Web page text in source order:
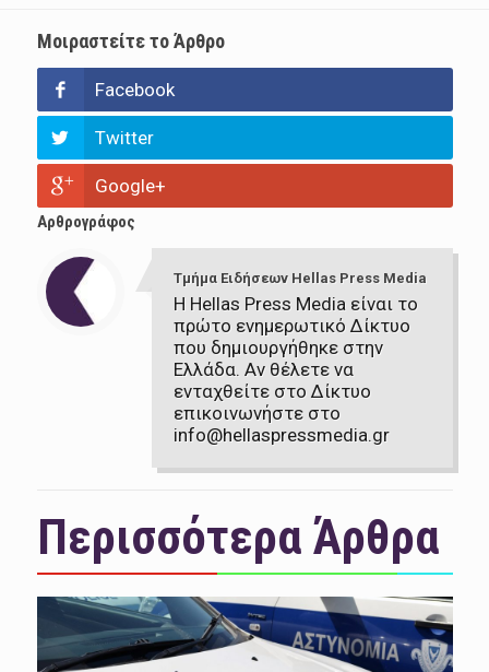
Μοιραστείτε το Άρθρο
Facebook
Twitter
Google+
Αρθρογράφος
Τμήμα Ειδήσεων Hellas Press Media
Η Hellas Press Media είναι το
πρώτο ενημερωτικό Δίκτυο
που δημιουργήθηκε στην
Ελλάδα. Αν θέλετε να
ενταχθείτε στο Δίκτυο
επικοινωνήστε στο
info@hellaspressmedia.gr
Περισσότερα Άρθρα